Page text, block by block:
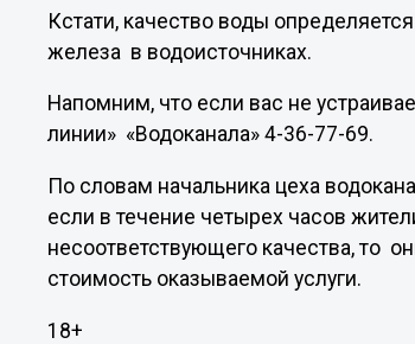
Кстати, качество воды
железа в водоисточниках.
Напомним, что если вас не
линии» «Водоканала» 4-36-77-69.
По словам начальника цеха
если в течение четырех часов
несоответствующего качества, то
стоимость оказываемой услуги.
18+